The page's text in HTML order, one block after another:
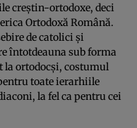
creştin-ortodoxe, deci
Ortodoxă Română.
de catolici şi
întotdeauna sub forma
la ortodocşi, costumul
toate ierarhiile
la fel ca pentru cei